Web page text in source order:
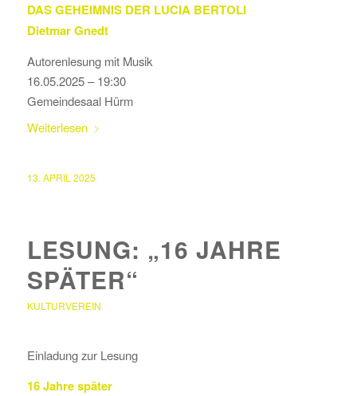
DAS GEHEIMNIS DER LUCIA BERTOLI
Dietmar Gnedt
Autorenlesung mit Musik
16.05.2025 – 19:30
Gemeindesaal Hürm
Weiterlesen
13. APRIL 2025
LESUNG: „16 JAHRE
SPÄTER“
KULTURVEREIN
Einladung zur Lesung
16 Jahre später